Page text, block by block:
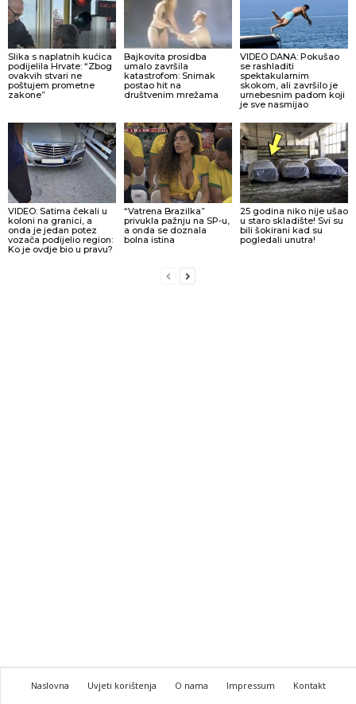
Slika s naplatnih kućica
podijelila Hrvate: “Zbog
ovakvih stvari ne
poštujem prometne
zakone”
Bajkovita prosidba
umalo završila
katastrofom: Snimak
postao hit na
društvenim mrežama
VIDEO DANA: Pokušao
se rashladiti
spektakularnim
skokom, ali završilo je
urnebesnim padom koji
je sve nasmijao
VIDEO: Satima čekali u
koloni na granici, a
onda je jedan potez
vozača podijelio region:
Ko je ovdje bio u pravu?
“Vatrena Brazilka”
privukla pažnju na SP-u,
a onda se doznala
bolna istina
25 godina niko nije ušao
u staro skladište! Svi su
bili šokirani kad su
pogledali unutra!
Naslovna Uvjeti korištenja O nama Impressum
Kontakt